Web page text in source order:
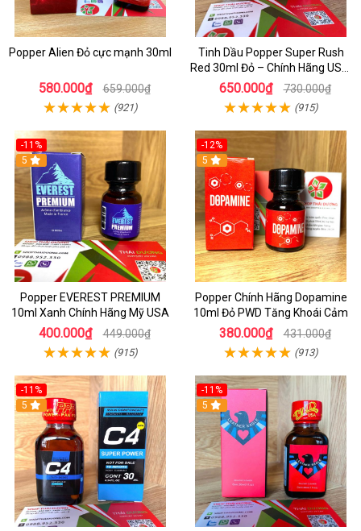
Popper Alien Đỏ cực mạnh 30ml
580.000₫ 659.000₫
(921)
Tinh Dầu Popper Super Rush
Red 30ml Đỏ – Chính Hãng USA,
Kích Thích Mạnh, Tăng Hưng
Phấn
650.000₫ 730.000₫
(915)
-11%
5
Popper EVEREST PREMIUM
10ml Xanh Chính Hãng Mỹ USA
400.000₫ 449.000₫
(915)
-12%
5
Popper Chính Hãng Dopamine
10ml Đỏ PWD Tăng Khoái Cảm
380.000₫ 431.000₫
(913)
-11%
5
-11%
5